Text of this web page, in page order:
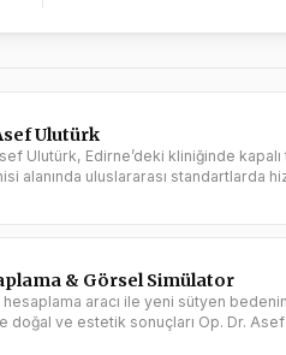
Ulutürk
Ulutürk, Edirne’deki kliniğinde
alanında uluslararası standartlarda
& Görsel Simülator
aracı ile yeni sütyen
doğal ve estetik sonuçları Op. Dr.